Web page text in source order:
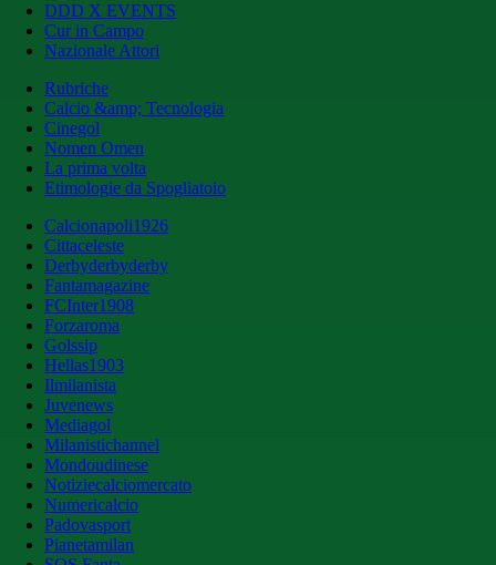
DDD X EVENTS
Cur in Campo
Nazionale Attori
Rubriche
Calcio &amp; Tecnologia
Cinegol
Nomen Omen
La prima volta
Etimologie da Spogliatoio
Calcionapoli1926
Cittaceleste
Derbyderbyderby
Fantamagazine
FCInter1908
Forzaroma
Golssip
Hellas1903
Ilmilanista
Juvenews
Mediagol
Milanistichannel
Mondoudinese
Notiziecalciomercato
Numericalcio
Padovasport
Pianetamilan